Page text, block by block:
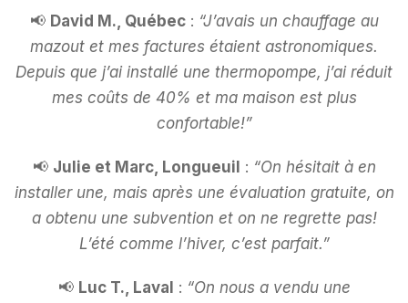
📢 David M., Québec: “J’avais un chauffage au
mazout et mes factures étaient astronomiques.
Depuis que j’ai installé une thermopompe, j’ai réduit
mes coûts de 40% et ma maison est plus
confortable!”
📢 Julie et Marc, Longueuil : “On hésitait à en
installer une, mais après une évaluation gratuite, on
a obtenu une subvention et on ne regrette pas!
L’été comme l’hiver, c’est parfait.”
📢 Luc T., Laval : “On nous a vendu une